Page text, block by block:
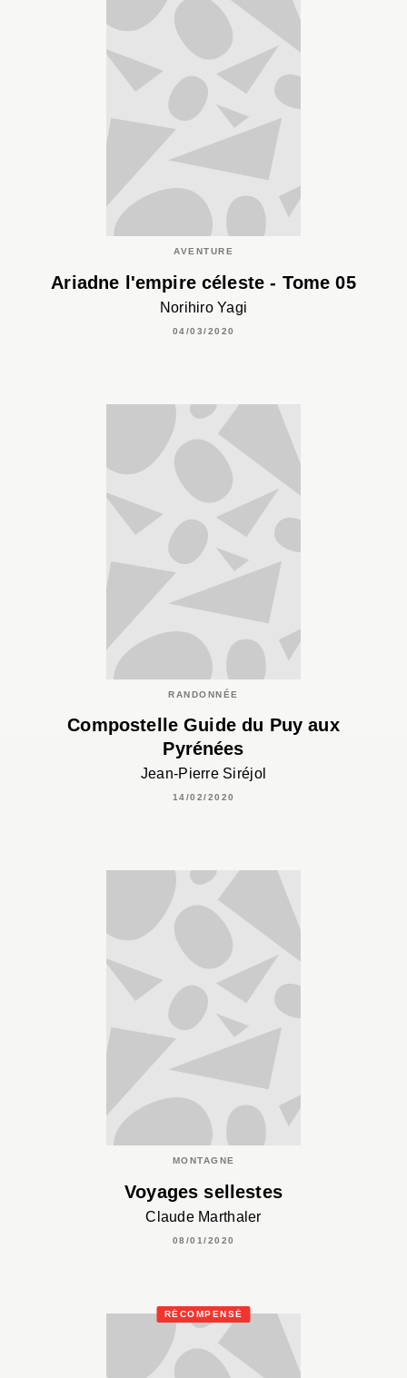
AVENTURE
Ariadne l'empire céleste - Tome 05
Norihiro Yagi
04/03/2020
RANDONNÉE
Compostelle Guide du Puy aux
Pyrénées
Jean-Pierre Siréjol
14/02/2020
MONTAGNE
Voyages sellestes
Claude Marthaler
08/01/2020
RÉCOMPENSÉ